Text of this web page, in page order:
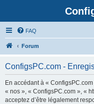
FAQ
Forum
ConfigsPC.com -
En accédant à «
« nos », « ConfigsPC.com », «
acceptez d’être légalement